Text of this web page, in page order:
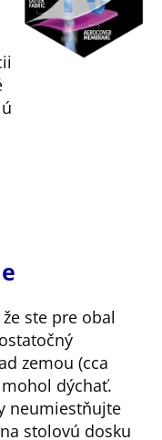
ste pre obal
zemou (cca
dýchať.
neumiestňujte
stolovú dosku